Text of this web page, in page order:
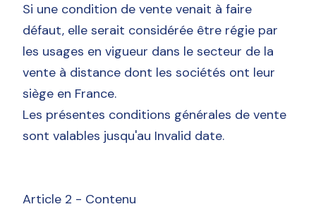
Si une condition de vente venait à faire
défaut, elle serait considérée être régie par
les usages en vigueur dans le secteur de la
vente à distance dont les sociétés ont leur
siège en France.
Les présentes conditions générales de vente
sont valables jusqu'au Invalid date.
Article 2 - Contenu